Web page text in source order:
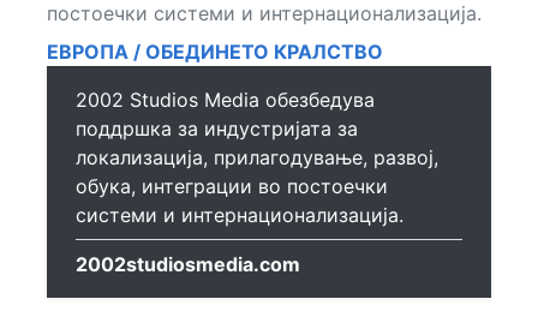
постоечки системи и интернационализација.
ЕВРОПА / ОБЕДИНЕТО КРАЛСТВО
2002 Studios Media обезбедува
поддршка за индустријата за
локализација, прилагодување, развој,
обука, интеграции во постоечки
системи и интернационализација.
2002studiosmedia.com